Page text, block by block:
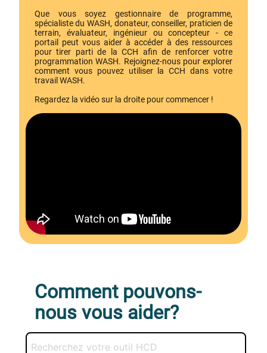
Que vous soyez gestionnaire de programme,
spécialiste du WASH, donateur, conseiller, praticien de
terrain, évaluateur, ingénieur ou concepteur - ce
portail peut vous aider à accéder à des ressources
pour tirer parti de la CCH afin de renforcer votre
programmation WASH. Rejoignez-nous pour explorer
comment vous pouvez utiliser la CCH dans votre
travail WASH.
Regardez la vidéo sur la droite pour commencer !
Comment pouvons-
nous vous aider?